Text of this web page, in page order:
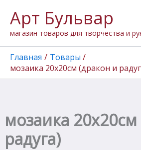
содержимому
Арт Бульвар
магазин товаров для творчества и
Главная
Товары
мозаика 20х20см (дракон и
мозаика
радуга)